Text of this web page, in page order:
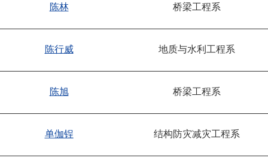
陈林 桥梁工程系
陈行威 地质与水利工程系
陈旭 桥梁工程系
单伽锃 结构防灾减灾工程系